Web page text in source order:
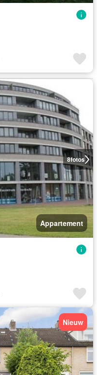
8fotos
Appartement
Nieuw